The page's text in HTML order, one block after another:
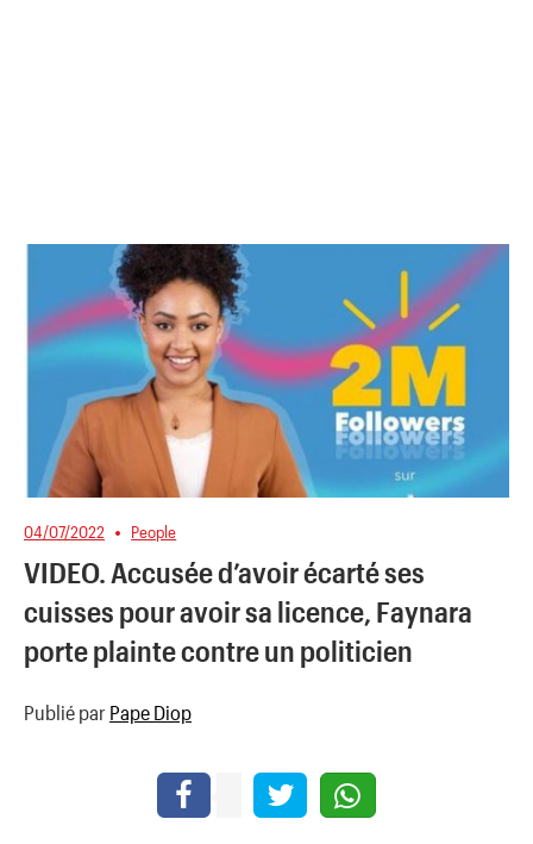
04/07/2022 People
VIDEO. Accusée d’avoir écarté ses
cuisses pour avoir sa licence, Faynara
porte plainte contre un politicien
Publié par Pape Diop